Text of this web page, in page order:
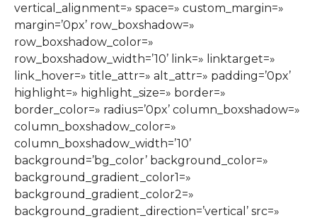
vertical_alignment=» space=» custom_margin=»
margin=’0px’ row_boxshadow=»
row_boxshadow_color=»
row_boxshadow_width=’10’ link=» linktarget=»
link_hover=» title_attr=» alt_attr=» padding=’0px’
highlight=» highlight_size=» border=»
border_color=» radius=’0px’ column_boxshadow=»
column_boxshadow_color=»
column_boxshadow_width=’10’
background=’bg_color’ background_color=»
background_gradient_color1=»
background_gradient_color2=»
background_gradient_direction=’vertical’ src=»